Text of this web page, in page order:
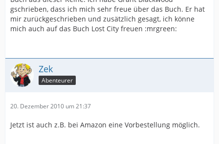
gschrieben, dass ich mich sehr freue über das Buch. Er hat
mir zurückgeschrieben und zusätzlich gesagt, ich könne
mich auch auf das Buch Lost City freuen :mrgreen:
Zek
Abenteurer
20. Dezember 2010 um 21:37
Jetzt ist auch z.B. bei Amazon eine Vorbestellung möglich.